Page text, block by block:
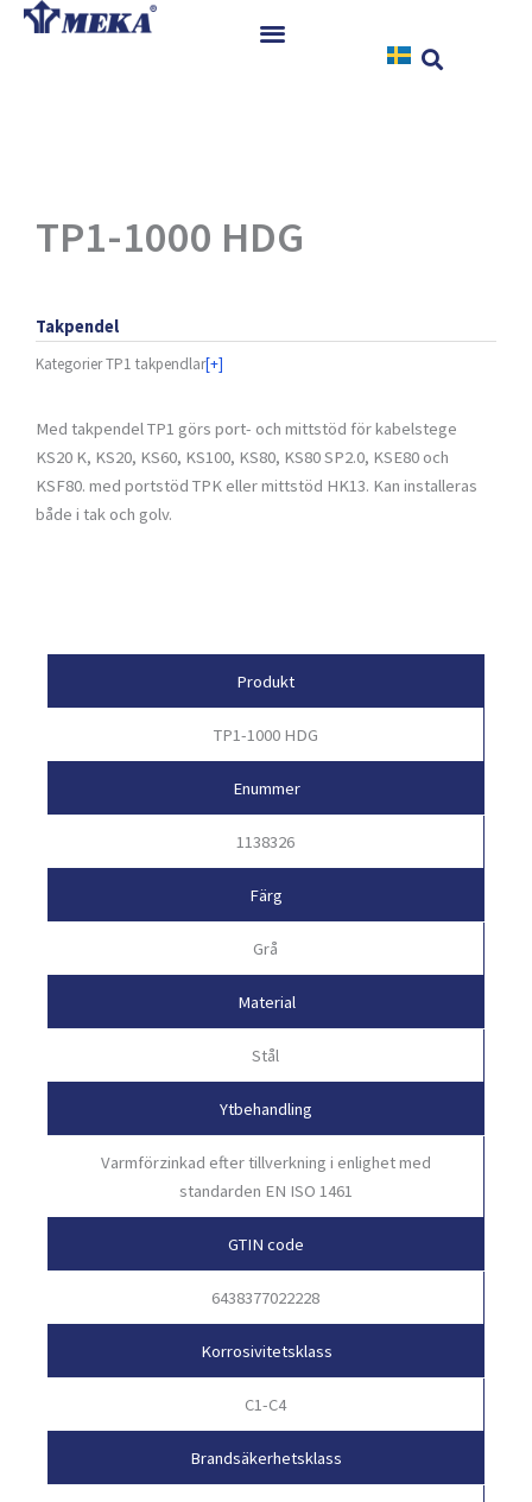
Hoppa
Nedladdningar
Kontakt
TP1-1000 HDG
Takpendel
KategorierTP1 takpendlar[+]
Med takpendel TP1 görs port- och mittstöd för kabelstege
KS20 K, KS20, KS60, KS100, KS80, KS80 SP2.0, KSE80 och
KSF80. med portstöd TPK eller mittstöd HK13. Kan installeras
både i tak och golv.
Produkt
TP1-1000 HDG
Enummer
1138326
Färg
Grå
Material
Stål
Ytbehandling
Varmförzinkad efter tillverkning i enlighet med
standarden EN ISO 1461
GTIN code
6438377022228
Korrosivitetsklass
C1-C4
Brandsäkerhetsklass